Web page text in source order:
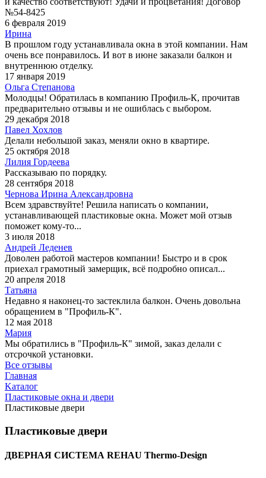
№54-8425
6 февраля 2019
Ирина
В прошлом году устанавливала окна в этой компании. Нам
очень все понравилось. И вот в июне заказали балкон и
внутреннюю отделку.
17 января 2019
Ольга Степанова
Молодцы! Обратилась в компанию Профиль-К, прочитав
предварительно отзывы и не ошиблась с выбором.
29 декабря 2018
Павел Хохлов
Делали небольшой заказ, меняли окно в квартире.
25 октября 2018
Лилия Гордеева
Рассказываю по порядку.
28 сентября 2018
Чернова Ирина Александровна
Всем здравствуйте! Решила написать о компании,
устанавливающей пластиковые окна. Может мой отзыв
поможет кому-то...
3 июля 2018
Андрей Леденев
Доволен работой мастеров компании! Быстро и в срок
приехал грамотный замерщик, всё подробно описал...
20 апреля 2018
Татьяна
Недавно я наконец-то застеклила балкон. Очень довольна
обращением в "Профиль-К".
12 мая 2018
Мария
Мы обратились в "Профиль-К" зимой, заказ делали с
отсрочкой установки.
Все отзывы
Главная
Kаталог
Пластиковые окна и двери
Пластиковые двери
Пластиковые двери
ДВЕРНАЯ СИСТЕМА REHAU Thermo-Design